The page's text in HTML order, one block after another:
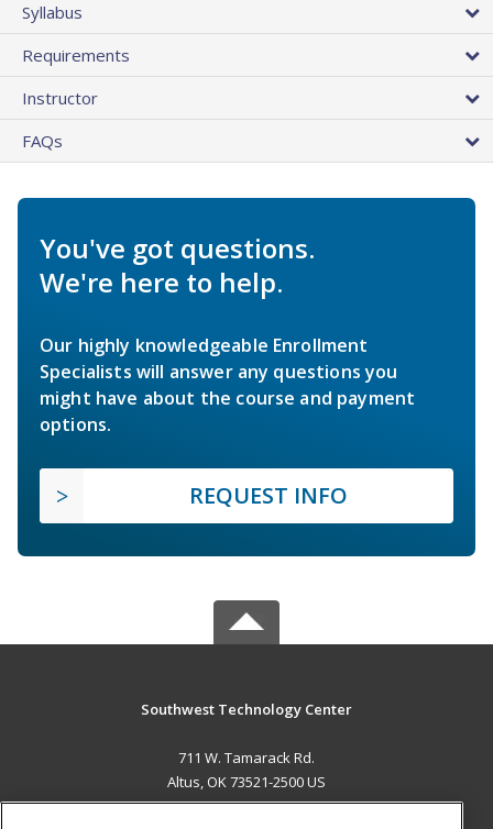
Syllabus
Requirements
Instructor
FAQs
You've got questions.
We're here to help.
Our highly knowledgeable Enrollment
Specialists will answer any questions you
might have about the course and payment
options.
REQUEST INFO
Southwest Technology Center
711 W. Tamarack Rd.
Altus, OK 73521-2500 US